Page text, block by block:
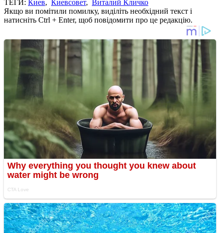
ТЕГИ: Киев, Киевсовет,
Виталий Кличко
Якщо ви помітили помилку, виділіть необхідний текст і
натисніть Ctrl + Enter, щоб повідомити про це редакцію.